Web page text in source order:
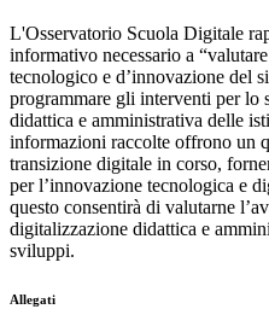
L'Osservatorio Scuola Digitale
informativo necessario a
tecnologico e d’innovazione del
programmare gli interventi per lo
didattica e amministrativa delle
informazioni raccolte offrono un
transizione digitale in corso,
per l’innovazione tecnologica e
questo consentirà di valutarne
digitalizzazione didattica e
sviluppi.
Allegati